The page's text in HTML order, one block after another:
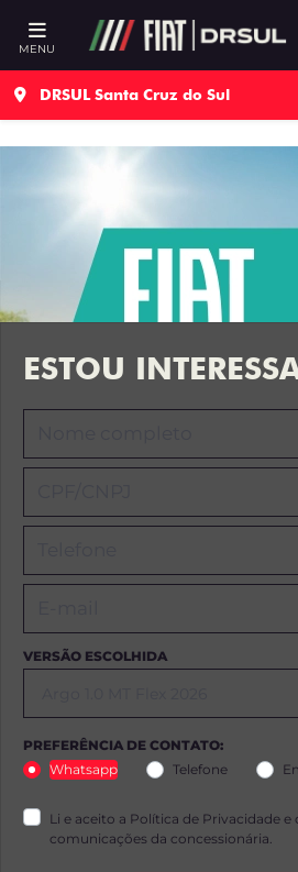
Ativar a compatibilidade com o
MENU
DRSUL Santa Cruz do Sul
ESTOU
VERSÃO ESCOLHIDA
PREFERÊNCIA DE CONTATO:
Whatsapp
Telefone
Li e aceito a Política de Privacidade e
comunicações da concessionária.